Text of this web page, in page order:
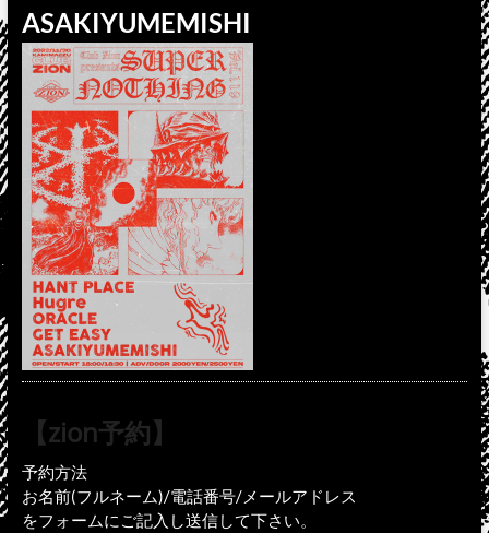
ASAKIYUMEMISHI
【zion予約】
予約方法
お名前(フルネーム)/電話番号/メールアドレス
をフォームにご記入し送信して下さい。